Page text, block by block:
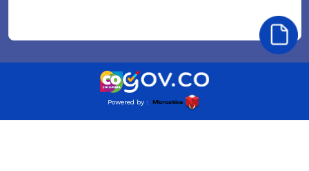
Powered by :